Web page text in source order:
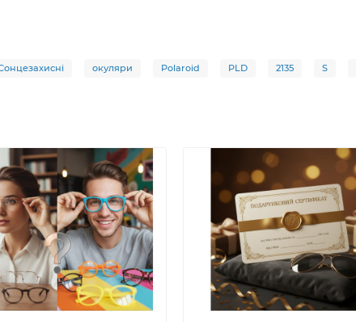
окуляри Polaroid PLD 2135 S